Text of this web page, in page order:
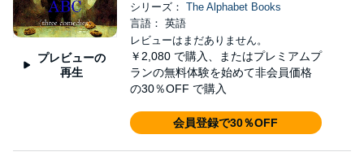
プレビューの
再生
シリーズ： The Alphabet Books
言語： 英語
レビューはまだありません。
￥2,080 で購入、またはプレミアムプ
ランの無料体験を始めて非会員価格
の30％OFF で購入
会員登録で30％OFF